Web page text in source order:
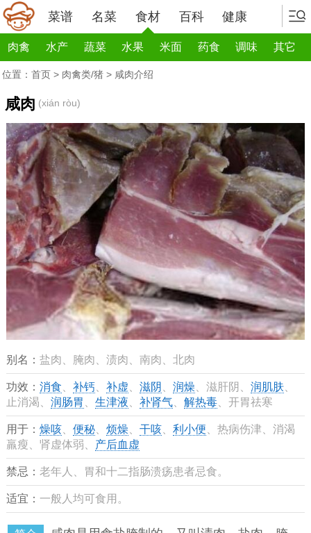
菜谱 名菜 食材 百科 健康
肉禽 水产 蔬菜 水果 米面 药食 调味 其它
位置： 首页 > 肉禽类/猪 > 咸肉介绍
咸肉 (xián ròu)
别名： 盐肉、腌肉、渍肉、南肉、北肉
功效： 消食 补钙、 补虚 滋阴 润燥 、滋肝阴、 润肌肤、
止消渴、 润肠胃 生津液 补肾气、 解热毒、开胃祛寒
用于： 燥咳、 便秘、 烦燥 干咳、 利小便 、热病伤津、消渴
羸瘦、肾虚体弱、 产后血虚
禁忌： 老年人、胃和十二指肠溃疡患者忌食。
适宜： 一般人均可食用。